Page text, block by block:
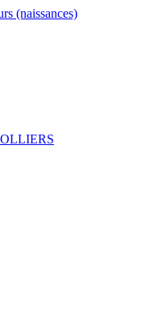
(naissances)